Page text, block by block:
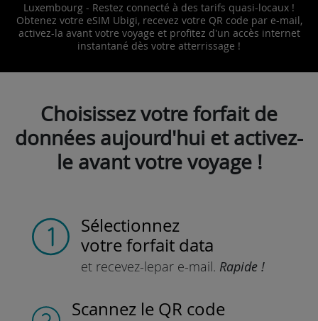
Luxembourg - Restez connecté à des tarifs quasi-locaux !
Obtenez votre eSIM Ubigi, recevez votre QR code par e-mail,
activez-la avant votre voyage et profitez d'un accès internet
instantané dès votre atterrissage !
Choisissez votre forfait de
données aujourd'hui et activez-
le avant votre voyage !
Sélectionnez
votre forfait data
et recevez-lepar e-mail. Rapide !
Scannez le QR code